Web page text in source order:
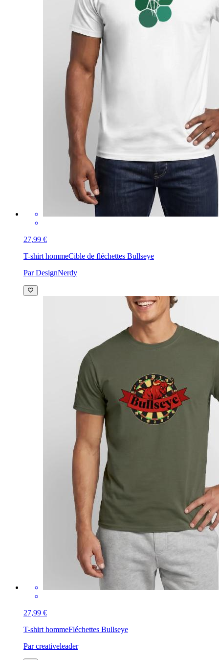
27,99 €
T-shirt hommeCible de fléchettes Bullseye
Par DesignNerdy
27,99 €
T-shirt hommeFléchettes Bullseye
Par creativeleader